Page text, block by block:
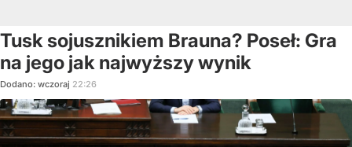
Tusk sojusznikiem Brauna? Poseł: Gra
na jego jak najwyższy wynik
Dodano: wczoraj 22:26